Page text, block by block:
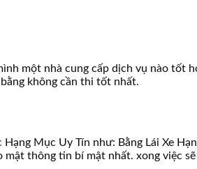
một nhà cung cấp dịch vụ nào tốt
không cần thi tốt nhất.
Mục Uy Tín như: Bằng Lái Xe
thông tin bí mật nhất. xong việc